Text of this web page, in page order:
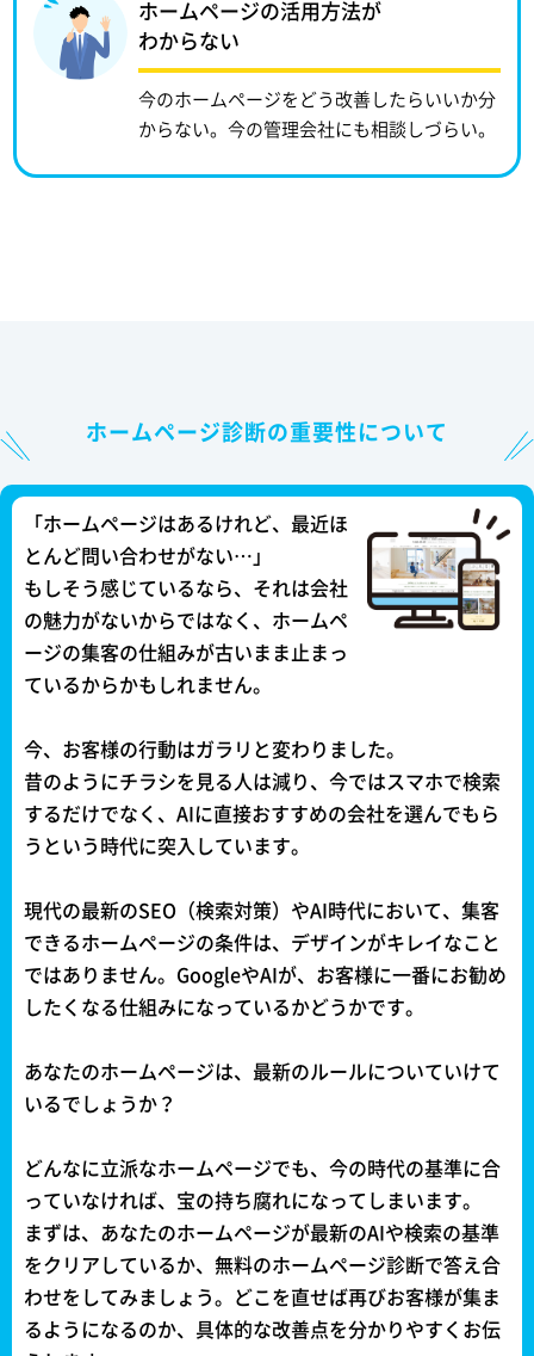
ホームページの活用方法が
わからない
今のホームページをどう改善したらいいか分
からない。今の管理会社にも相談しづらい。
ホームページ診断の重要性について
「ホームページはあるけれど、最近ほ
とんど問い合わせがない…」
もしそう感じているなら、それは会社
の魅力がないからではなく、ホームペ
ージの集客の仕組みが古いまま止まっ
ているからかもしれません。
今、お客様の行動はガラリと変わりました。
昔のようにチラシを見る人は減り、今ではスマホで検索
するだけでなく、AIに直接おすすめの会社を選んでもら
うという時代に突入しています。
現代の最新のSEO（検索対策）やAI時代において、集客
できるホームページの条件は、デザインがキレイなこと
ではありません。GoogleやAIが、お客様に一番にお勧め
したくなる仕組みになっているかどうかです。
あなたのホームページは、最新のルールについていけて
いるでしょうか？
どんなに立派なホームページでも、今の時代の基準に合
っていなければ、宝の持ち腐れになってしまいます。
まずは、あなたのホームページが最新のAIや検索の基準
をクリアしているか、無料のホームページ診断で答え合
わせをしてみましょう。どこを直せば再びお客様が集ま
るようになるのか、具体的な改善点を分かりやすくお伝